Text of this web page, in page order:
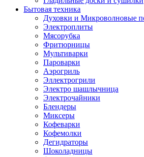
Бытовая техника
Духовки и Микроволновые
Электроплиты
Мясорубка
Фритюрницы
Мультиварки
Пароварки
Аэрогриль
Эллектрогрили
Электро шашлычница
Электрочайники
Блендеры
Миксеры
Кофеварки
Кофемолки
Дегидраторы
Шоколадницы